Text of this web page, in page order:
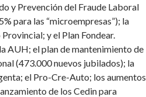
y Prevención del Fraude Laboral
para las “microempresas”); la
y el Plan Fondear.
AUH; el plan de mantenimiento de
(473.000 nuevos jubilados); la
el Pro-Cre-Auto; los aumentos
de los Cedin para